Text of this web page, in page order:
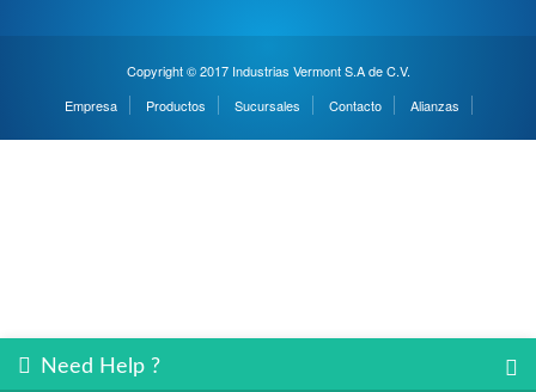
Copyright © 2017 Industrias Vermont S.A de C.V.
Empresa
Productos Sucursales Contacto Alianzas
Need Help ?